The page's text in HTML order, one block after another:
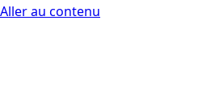
Aller au contenu